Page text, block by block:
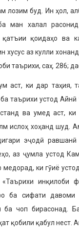
лозим буд. Ин ҳол,
ман халал
қоидаҳо ва
аз кулли
таърихи, саҳ. 286;
аст, ки дар таҳия,
таърихи устод
ва умед аст,
ислоҳ хоҳанд шуд.
эҷодӣ равшанӣ
аз ҷумла устод
медорад, ки гӯиё
инқилоби
ба сифати давоми
ба чоп бирасонад.
қобили қабул нест.